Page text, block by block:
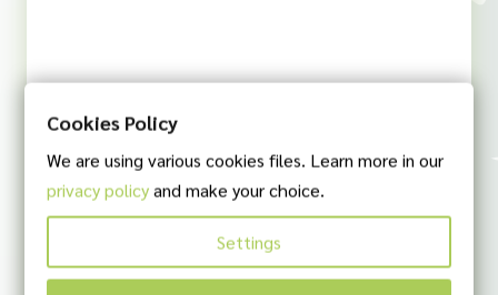
Cookies Policy
We are using various cookies files. Learn more in our
privacy policyand make your choice.
Settings